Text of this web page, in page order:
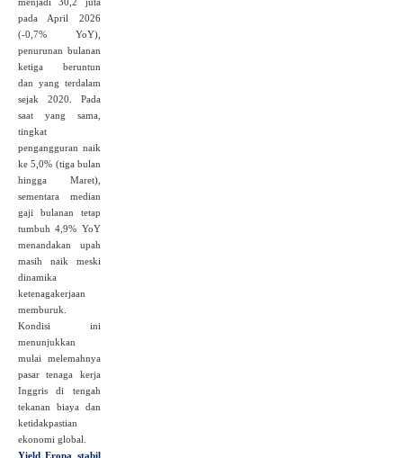
pada April 2026
(‑0,7% YoY),
penurunan bulanan
ketiga beruntun
dan yang terdalam
sejak 2020. Pada
saat yang sama,
tingkat
pengangguran naik
ke 5,0% (tiga bulan
hingga Maret),
sementara median
gaji bulanan tetap
tumbuh 4,9% YoY
menandakan upah
masih naik meski
dinamika
ketenagakerjaan
memburuk.
Kondisi ini
menunjukkan
mulai melemahnya
pasar tenaga kerja
Inggris di tengah
tekanan biaya dan
ketidakpastian
ekonomi global.
Yield Eropa stabil